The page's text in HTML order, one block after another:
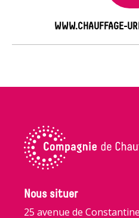
WWW.CHAUFFAGE-
Nous situer
25 avenue de Constantine